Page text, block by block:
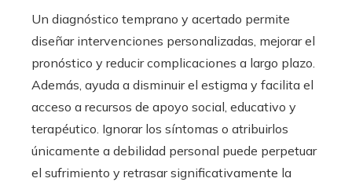
Un diagnóstico temprano y acertado permite
diseñar intervenciones personalizadas, mejorar el
pronóstico y reducir complicaciones a largo plazo.
Además, ayuda a disminuir el estigma y facilita el
acceso a recursos de apoyo social, educativo y
terapéutico. Ignorar los síntomas o atribuirlos
únicamente a debilidad personal puede perpetuar
el sufrimiento y retrasar significativamente la